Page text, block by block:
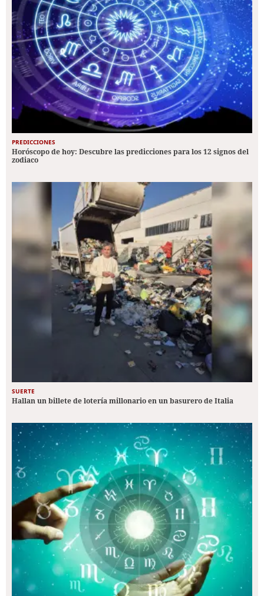
PREDICCIONES
Horóscopo de hoy: Descubre las predicciones para los 12 signos del
zodiaco
SUERTE
Hallan un billete de lotería millonario en un basurero de Italia